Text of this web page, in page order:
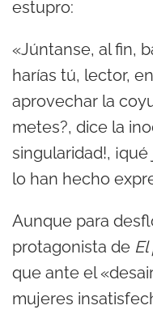
estupro:
«Júntanse, al fin,
harías tú, lector,
aprovechar la
metes?, dice la
singularidad!,
lo han hecho
Aunque para
protagonista de
que ante el
mujeres